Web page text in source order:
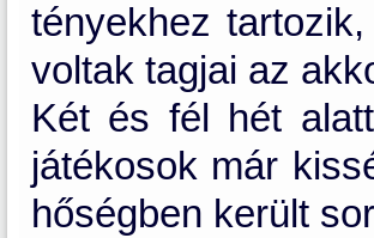
tényekhez
voltak tagjai az
Két és fél hét
játékosok már
hőségben került